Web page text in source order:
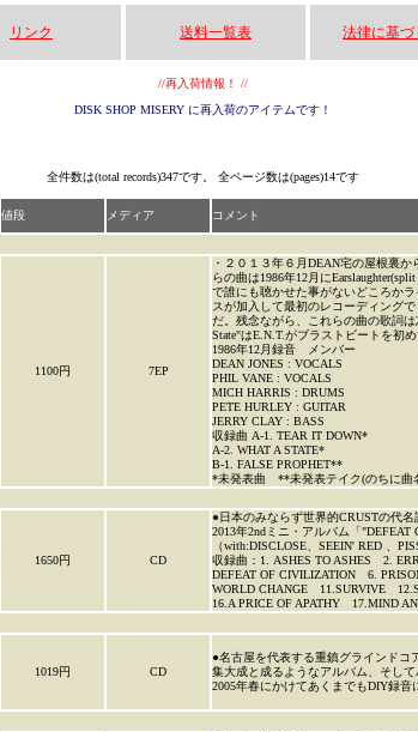
リンク 送料一覧表 法律に基づ
//再入荷情報！ //
DISK SHOP MISERY に再入荷のアイテムです！
全件数は(total records)347です。 全ページ数は(pages)14です
値段 メディア コメント
1100円 7EP
・２０１３年６月DEAN宅の屋根裏
らの曲は1986年12月に
で誰にも聴かせた事がないどころか
スが加入して最初のレコーディング
だ。残念ながら、これらの曲の歌詞
State"はE.N.T.がブラストビートを初
1986年12月録音 メンバー
DEAN JONES : VOCALS
PHIL VANE : VOCALS
MICH HARRIS : DRUMS
PETE HURLEY : GUITAR
JERRY CLAY : BASS
収録曲 A-1. TEAR IT DOWN*
A-2. WHAT A STATE*
B-1. FALSE PROPHET**
*未発表曲 **未発表テイク(のちに曲
1650円 CD
●日本のみならず世界的CRUSTの代
2013年2ndミニ・アルバム「
（with:DISCLOSE、SEEIN' RED 、
収録曲：1. ASHES TO ASHES 2.
DEFEAT OF CIVILIZATION 6.
WORLD CHANGE 11.SURVIVE
16.A PRICE OF APATHY 17.MIND
1019円 CD
●名古屋を代表する重鎮グラインドコ
集大成と成るようなアルバム、そし
2005年春にかけてあくまでもDIY録音